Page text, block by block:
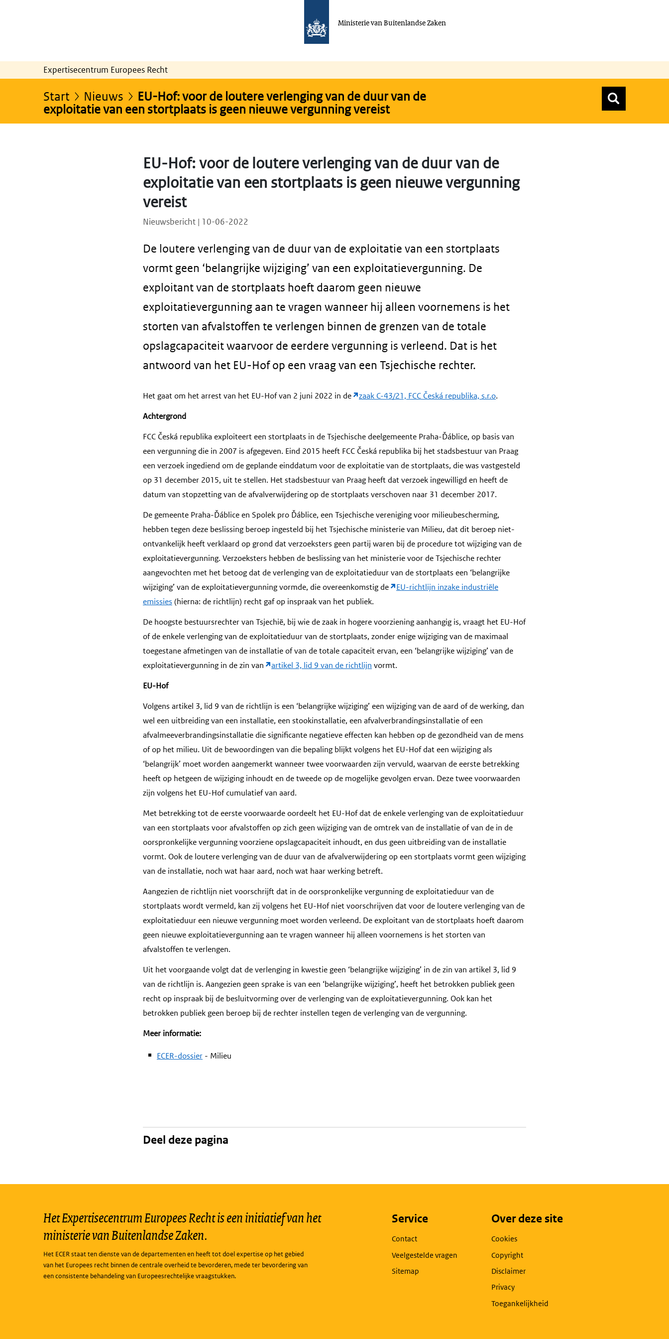
Ministerie van Buitenlandse Zaken
Expertisecentrum Europees Recht
Start Nieuws
EU-Hof: voor de loutere verlenging van de duur van de
exploitatie van een stortplaats is geen nieuwe vergunning vereist
EU-Hof: voor de loutere verlenging van de duur van de
exploitatie van een stortplaats is geen nieuwe vergunning
vereist
Nieuwsbericht | 10-06-2022
De loutere verlenging van de duur van de exploitatie van een stortplaats
vormt geen ‘belangrijke wijziging’ van een exploitatievergunning. De
exploitant van de stortplaats hoeft daarom geen nieuwe
exploitatievergunning aan te vragen wanneer hij alleen voornemens is het
storten van afvalstoffen te verlengen binnen de grenzen van de totale
opslagcapaciteit waarvoor de eerdere vergunning is verleend. Dat is het
antwoord van het EU-Hof op een vraag van een Tsjechische rechter.
Het gaat om het arrest van het EU-Hof van 2 juni 2022 in de zaak C-43/21, FCC Česká republika, s.r.o.
Achtergrond
FCC Česká republika exploiteert een stortplaats in de Tsjechische deelgemeente Praha-Ďáblice, op basis van
een vergunning die in 2007 is afgegeven. Eind 2015 heeft FCC Česká republika bij het stadsbestuur van Praag
een verzoek ingediend om de geplande einddatum voor de exploitatie van de stortplaats, die was vastgesteld
op 31 december 2015, uit te stellen. Het stadsbestuur van Praag heeft dat verzoek ingewilligd en heeft de
datum van stopzetting van de afvalverwijdering op de stortplaats verschoven naar 31 december 2017.
De gemeente Praha-Ďáblice en Spolek pro Ďáblice, een Tsjechische vereniging voor milieubescherming,
hebben tegen deze beslissing beroep ingesteld bij het Tsjechische ministerie van Milieu, dat dit beroep niet-
ontvankelijk heeft verklaard op grond dat verzoeksters geen partij waren bij de procedure tot wijziging van de
exploitatievergunning. Verzoeksters hebben de beslissing van het ministerie voor de Tsjechische rechter
aangevochten met het betoog dat de verlenging van de exploitatieduur van de stortplaats een ‘belangrijke
wijziging’ van de exploitatievergunning vormde, die overeenkomstig de
EU-richtlijn inzake industriële
emissies(hierna: de richtlijn) recht gaf op inspraak van het publiek.
De hoogste bestuursrechter van Tsjechië, bij wie de zaak in hogere voorziening aanhangig is, vraagt het EU-Hof
of de enkele verlenging van de exploitatieduur van de stortplaats, zonder enige wijziging van de maximaal
toegestane afmetingen van de installatie of van de totale capaciteit ervan, een ‘belangrijke wijziging’ van de
exploitatievergunning in de zin van
artikel 3, lid 9 van de richtlijn vormt.
EU-Hof
Volgens artikel 3, lid 9 van de richtlijn is een ‘belangrijke wijziging’ een wijziging van de aard of de werking, dan
wel een uitbreiding van een installatie, een stookinstallatie, een afvalverbrandingsinstallatie of een
afvalmeeverbrandingsinstallatie die significante negatieve effecten kan hebben op de gezondheid van de mens
of op het milieu. Uit de bewoordingen van die bepaling blijkt volgens het EU-Hof dat een wijziging als
‘belangrijk’ moet worden aangemerkt wanneer twee voorwaarden zijn vervuld, waarvan de eerste betrekking
heeft op hetgeen de wijziging inhoudt en de tweede op de mogelijke gevolgen ervan. Deze twee voorwaarden
zijn volgens het EU-Hof cumulatief van aard.
Met betrekking tot de eerste voorwaarde oordeelt het EU-Hof dat de enkele verlenging van de exploitatieduur
van een stortplaats voor afvalstoffen op zich geen wijziging van de omtrek van de installatie of van de in de
oorspronkelijke vergunning voorziene opslagcapaciteit inhoudt, en dus geen uitbreiding van de installatie
vormt. Ook de loutere verlenging van de duur van de afvalverwijdering op een stortplaats vormt geen wijziging
van de installatie, noch wat haar aard, noch wat haar werking betreft.
Aangezien de richtlijn niet voorschrijft dat in de oorspronkelijke vergunning de exploitatieduur van de
stortplaats wordt vermeld, kan zij volgens het EU-Hof niet voorschrijven dat voor de loutere verlenging van de
exploitatieduur een nieuwe vergunning moet worden verleend. De exploitant van de stortplaats hoeft daarom
geen nieuwe exploitatievergunning aan te vragen wanneer hij alleen voornemens is het storten van
afvalstoffen te verlengen.
Uit het voorgaande volgt dat de verlenging in kwestie geen ‘belangrijke wijziging’ in de zin van artikel 3, lid 9
van de richtlijn is. Aangezien geen sprake is van een ‘belangrijke wijziging’, heeft het betrokken publiek geen
recht op inspraak bij de besluitvorming over de verlenging van de exploitatievergunning. Ook kan het
betrokken publiek geen beroep bij de rechter instellen tegen de verlenging van de vergunning.
Meer informatie:
ECER-dossier - Milieu
Deel deze pagina
Het Expertisecentrum Europees Recht is een initiatief van het
ministerie van Buitenlandse Zaken.
Het ECER staat ten dienste van de departementen en heeft tot doel expertise op het gebied
van het Europees recht binnen de centrale overheid te bevorderen, mede ter bevordering van
een consistente behandeling van Europeesrechtelijke vraagstukken.
Service
Contact
Veelgestelde vragen
Sitemap
Over deze site
Cookies
Copyright
Disclaimer
Privacy
Toegankelijkheid